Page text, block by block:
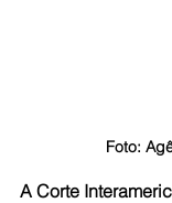
Foto:
A Corte